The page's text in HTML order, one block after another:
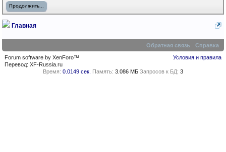
Продолжить...
Главная
Обратная связь
Справка
Условия и правила
Forum software by XenForo™
Перевод:XF-Russia.ru
Время: 0.0149 сек. Память: 3.086 МБ Запросов к БД: 3